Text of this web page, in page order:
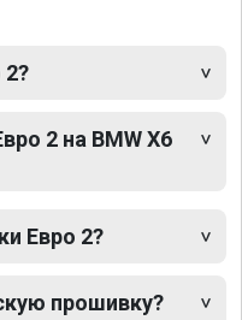
2 на BMW X6
Евро 2?
прошивку?